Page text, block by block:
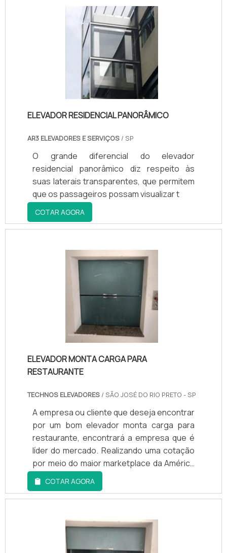
ELEVADOR RESIDENCIAL PANORÂMICO
AR3 ELEVADORES E SERVIÇOS / SP
O grande diferencial do elevador
residencial panorâmico diz respeito às
suas laterais transparentes, que permitem
que os passageiros possam visualizar t
COTAR AGORA
ELEVADOR MONTA CARGA PARA
RESTAURANTE
TECHNOS ELEVADORES / SÃO JOSÉ DO RIO PRETO - SP
A empresa ou cliente que deseja encontrar
por um bom elevador monta carga para
restaurante, encontrará a empresa que é
líder do mercado. Realizando uma cotação
por meio do maior marketplace da América
Latina, acaba conhecendo a líder do
mercado: Techno Elevadores.DETALHES
SOBRE O FUNCIONAMENTO DA EMPRESASe
para restaurante responsável, acha a
Techno Elevadores. Com grande
COTAR AGORA